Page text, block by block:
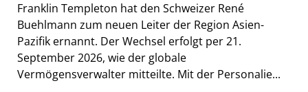
Franklin Templeton hat den Schweizer René
Buehlmann zum neuen Leiter der Region Asien-
Pazifik ernannt. Der Wechsel erfolgt per 21.
September 2026, wie der globale
Vermögensverwalter mitteilte. Mit der Personalie...